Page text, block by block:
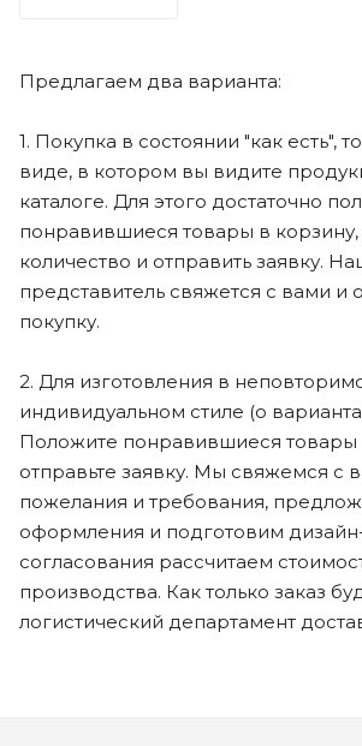
Предлагаем два варианта:
1. Покупка в состоянии "как есть",
виде, в котором вы видите
каталоге. Для этого достаточно
понравившиеся товары в корзину,
количество и отправить заявку.
представитель свяжется с вами и
покупку.
2. Для изготовления в
индивидуальном стиле (о
Положите понравившиеся товары
отправьте заявку. Мы свяжемся с
пожелания и требования,
оформления и подготовим
согласования рассчитаем
производства. Как только заказ
логистический департамент